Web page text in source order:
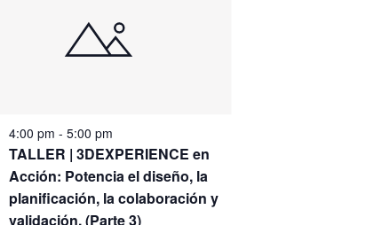
4:00 pm - 5:00 pm
TALLER | 3DEXPERIENCE en
Acción: Potencia el diseño, la
planificación, la colaboración y
validación. (Parte 3)